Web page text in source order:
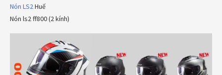
Nón LS2Huế
Nón ls2 ff800 (2 kính)